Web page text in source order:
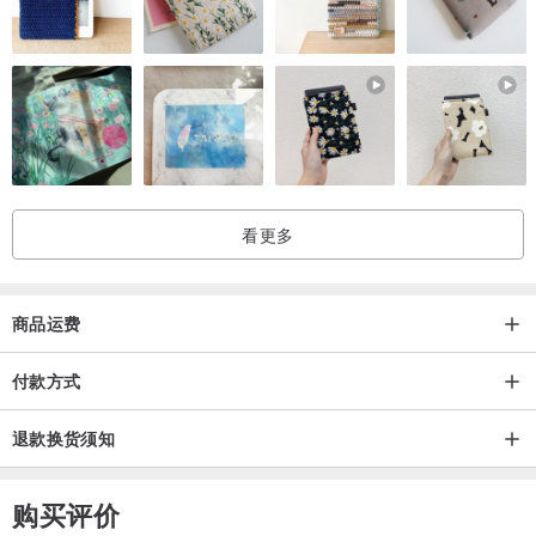
看更多
商品运费
付款方式
退款换货须知
购买评价